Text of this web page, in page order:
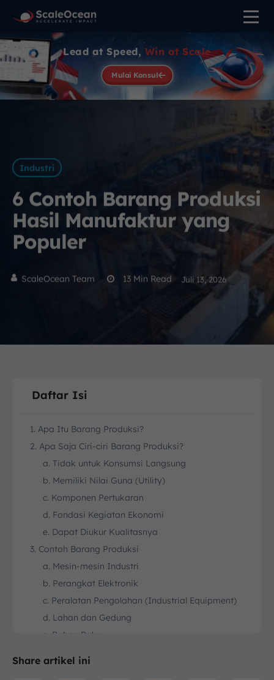
Lead at Speed, Win at Scale
Mulai Konsul
Industri
6 Contoh Barang Produksi
Hasil Manufaktur yang
Populer
ScaleOcean Team 13 Min Read Juli 13, 2026
Daftar Isi
1. Apa Itu Barang Produksi?
2. Apa Saja Ciri-ciri Barang Produksi?
a. Tidak untuk Konsumsi Langsung
b. Memiliki Nilai Guna (Utility)
c. Komponen Pertukaran
d. Fondasi Kegiatan Ekonomi
e. Dapat Diukur Kualitasnya
3. Contoh Barang Produksi
a. Mesin-mesin Industri
b. Perangkat Elektronik
c. Peralatan Pengolahan (Industrial Equipment)
d. Lahan dan Gedung
e. Bahan Baku
Share artikel ini